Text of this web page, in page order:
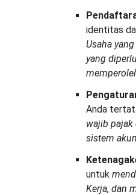
identitas
Usaha
yang
Anda
wajib pajak
sistem
untuk
Kerja, dan